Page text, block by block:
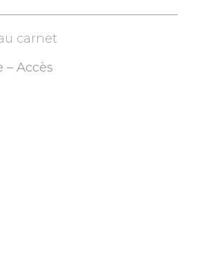
carnet
– Accès